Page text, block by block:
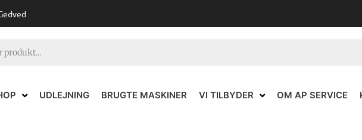
UDLEJNING BRUGTE MASKINER VI TILBYDER OM AP SERVICE